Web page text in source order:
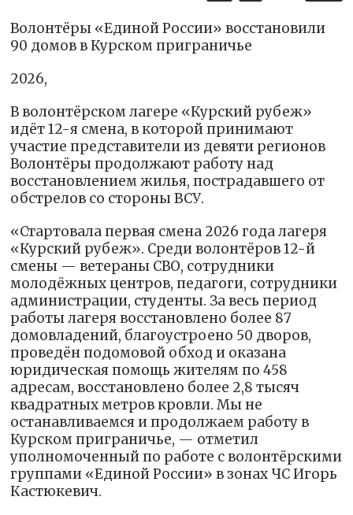
Волонтёры «Единой России» восстановили
90 домов в Курском приграничье
2026,
В волонтёрском лагере «Курский рубеж»
идёт 12-я смена, в которой принимают
участие представители из девяти регионов
Волонтёры продолжают работу над
восстановлением жилья, пострадавшего от
обстрелов со стороны ВСУ.
«Стартовала первая смена 2026 года лагеря
«Курский рубеж». Среди волонтёров 12-й
смены — ветераны СВО, сотрудники
молодёжных центров, педагоги, сотрудники
администрации, студенты. За весь период
работы лагеря восстановлено более 87
домовладений, благоустроено 50 дворов,
проведён подомовой обход и оказана
юридическая помощь жителям по 458
адресам, восстановлено более 2,8 тысяч
квадратных метров кровли. Мы не
останавливаемся и продолжаем работу в
Курском приграничье, — отметил
уполномоченный по работе с волонтёрскими
группами «Единой России» в зонах ЧС Игорь
Кастюкевич.